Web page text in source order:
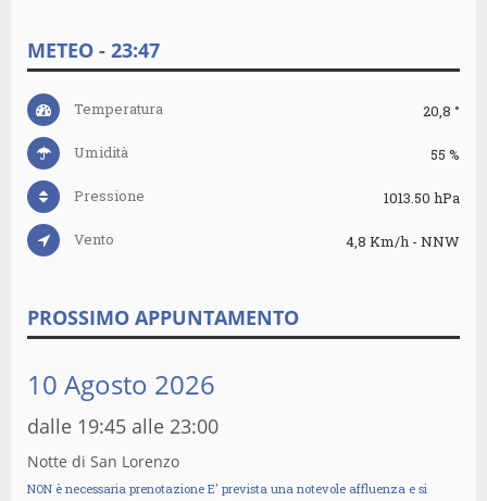
METEO - 23:47
Temperatura 20,8 °
Umidità 55 %
Pressione 1013.50 hPa
Vento 4,8 Km/h - NNW
PROSSIMO APPUNTAMENTO
10 Agosto 2026
dalle 19:45 alle 23:00
Notte di San Lorenzo
NON è necessaria prenotazione E' prevista una notevole affluenza e si